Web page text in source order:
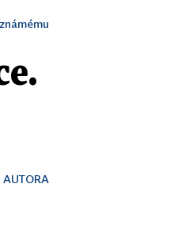
AUTORA